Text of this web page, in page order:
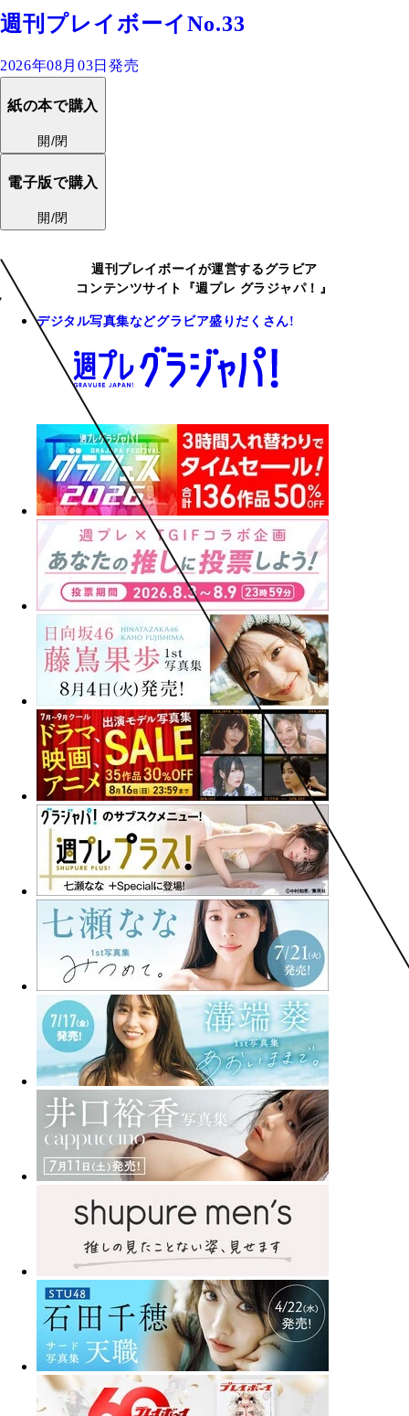
週刊プレイボーイNo.33
2026年08月03日発売
紙の本で購入
開/閉
電子版で購入
開/閉
週刊プレイボーイが運営するグラビア
コンテンツサイト『週プレ グラジャパ！』
デジタル写真集などグラビア盛りだくさん!